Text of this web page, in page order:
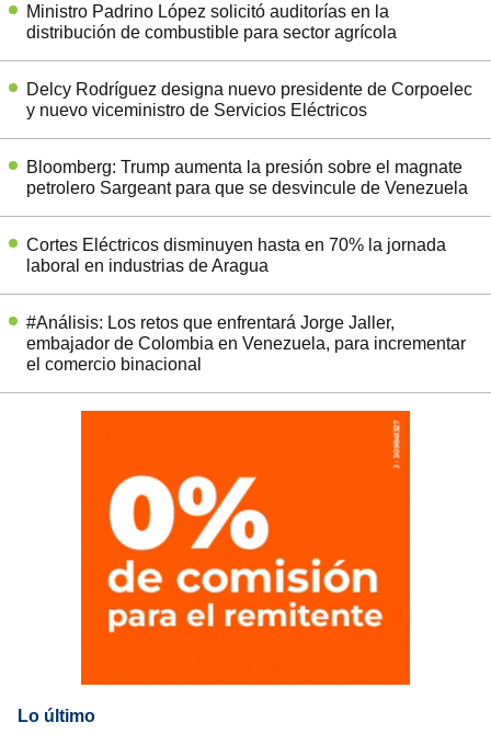
Ministro Padrino López solicitó auditorías en la
distribución de combustible para sector agrícola
Delcy Rodríguez designa nuevo presidente de Corpoelec
y nuevo viceministro de Servicios Eléctricos
Bloomberg: Trump aumenta la presión sobre el magnate
petrolero Sargeant para que se desvincule de Venezuela
Cortes Eléctricos disminuyen hasta en 70% la jornada
laboral en industrias de Aragua
#Análisis: Los retos que enfrentará Jorge Jaller,
embajador de Colombia en Venezuela, para incrementar
el comercio binacional
Lo último